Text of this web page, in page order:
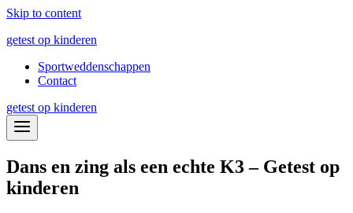
Skip to content
getest op kinderen
Sportweddenschappen
Contact
getest op kinderen
Dans en zing als een echte K3 – Getest op
kinderen